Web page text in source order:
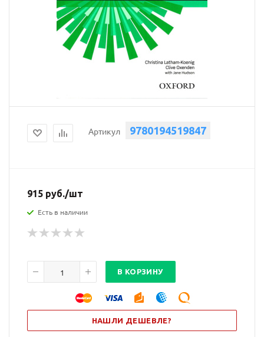
Артикул 9780194519847
915 руб./шт
Есть в наличии
В КОРЗИНУ
НАШЛИ ДЕШЕВЛЕ?